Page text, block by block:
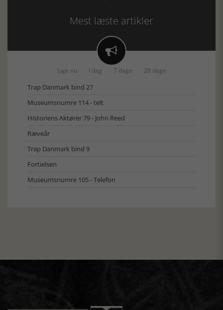
Mest læste artikler

Lige nu I dag 7 dage 28 dage
Trap Danmark bind 27
Museumsnumre 114 - telt
Historiens Aktører 79 - John Reed
Ræveår
Trap Danmark bind 9
Fortielsen
Museumsnumre 105 - Telefon